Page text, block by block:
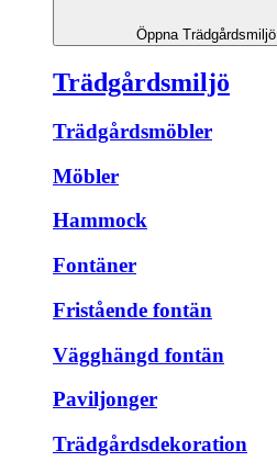
Öppna Trädgårdsmiljö
Trädgårdsmiljö
Trädgårdsmöbler
Möbler
Hammock
Fontäner
Fristående fontän
Vägghängd fontän
Paviljonger
Trädgårdsdekoration